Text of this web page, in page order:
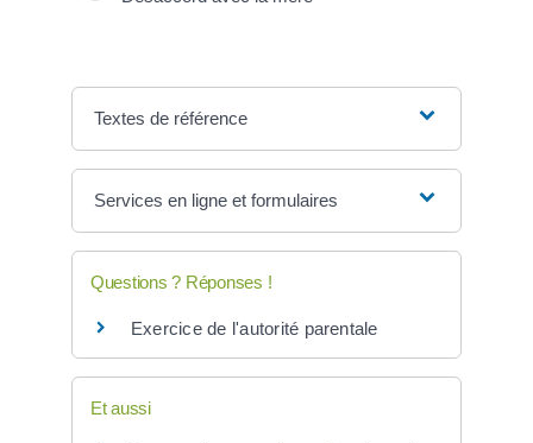
Textes de référence
Services en ligne et formulaires
Questions ? Réponses !
Exercice de l'autorité parentale
Et aussi